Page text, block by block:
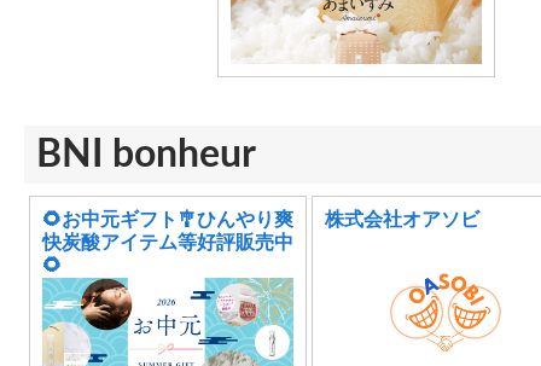
BNI bonheur
🌻お中元ギフト🎐ひんやり爽
快炭酸アイテム等好評販売中
🌻
株式会社オアソビ